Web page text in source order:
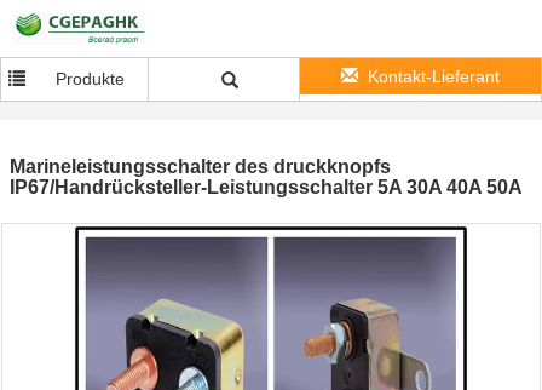
Produkte Kontakt-Lieferant
Marineleistungsschalter des druckknopfs
IP67/Handrücksteller-Leistungsschalter 5A 30A 40A 50A